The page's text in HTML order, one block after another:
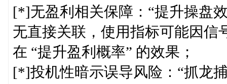
[*]无盈利相关保障：“提升操盘
无直接关联，使用指标可能因信
在 “提升盈利概率” 的效果；
[*]投机性暗示误导风险：“抓龙